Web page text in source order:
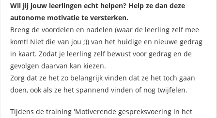
Wil jij jouw leerlingen echt helpen? Help ze dan deze
autonome motivatie te versterken.
Breng de voordelen en nadelen (waar de leerling zelf mee
komt! Niet die van jou ;)) van het huidige en nieuwe gedrag
in kaart. Zodat je leerling zelf bewust voor gedrag en de
gevolgen daarvan kan kiezen.
Zorg dat ze het zo belangrijk vinden dat ze het toch gaan
doen, ook als ze het spannend vinden of nog twijfelen.
Tijdens de training 'Motiverende gespreksvoering in het